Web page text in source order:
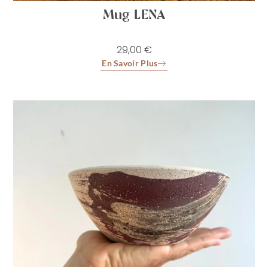
Mug LENA
29,00 €
En Savoir Plus